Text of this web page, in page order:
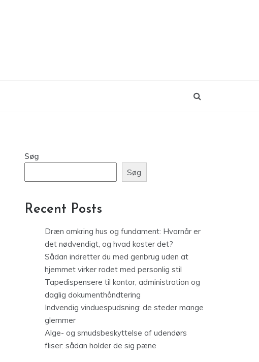
Søg
Søg
Recent Posts
Dræn omkring hus og fundament: Hvornår er
det nødvendigt, og hvad koster det?
Sådan indretter du med genbrug uden at
hjemmet virker rodet med personlig stil
Tapedispensere til kontor, administration og
daglig dokumenthåndtering
Indvendig vinduespudsning: de steder mange
glemmer
Alge- og smudsbeskyttelse af udendørs
fliser: sådan holder de sig pæne